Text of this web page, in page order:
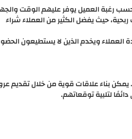
رغبة العميل يوفر عليهم الوقت
حيث يفضل الكثير من العملاء شراء
ويخدم الذين لا يستطيعون
بناء علاقات قوية من خلال تقديم
لتلبية توقعاتهم.